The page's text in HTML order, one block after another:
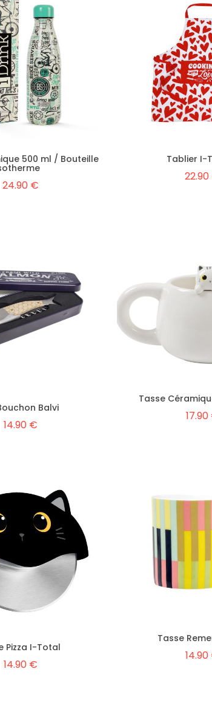
500 ml / Bouteille
24.90 €
Tablier I-
Tasse
Balvi
14.90 €
Tasse
Pizza I-Total
14.90 €